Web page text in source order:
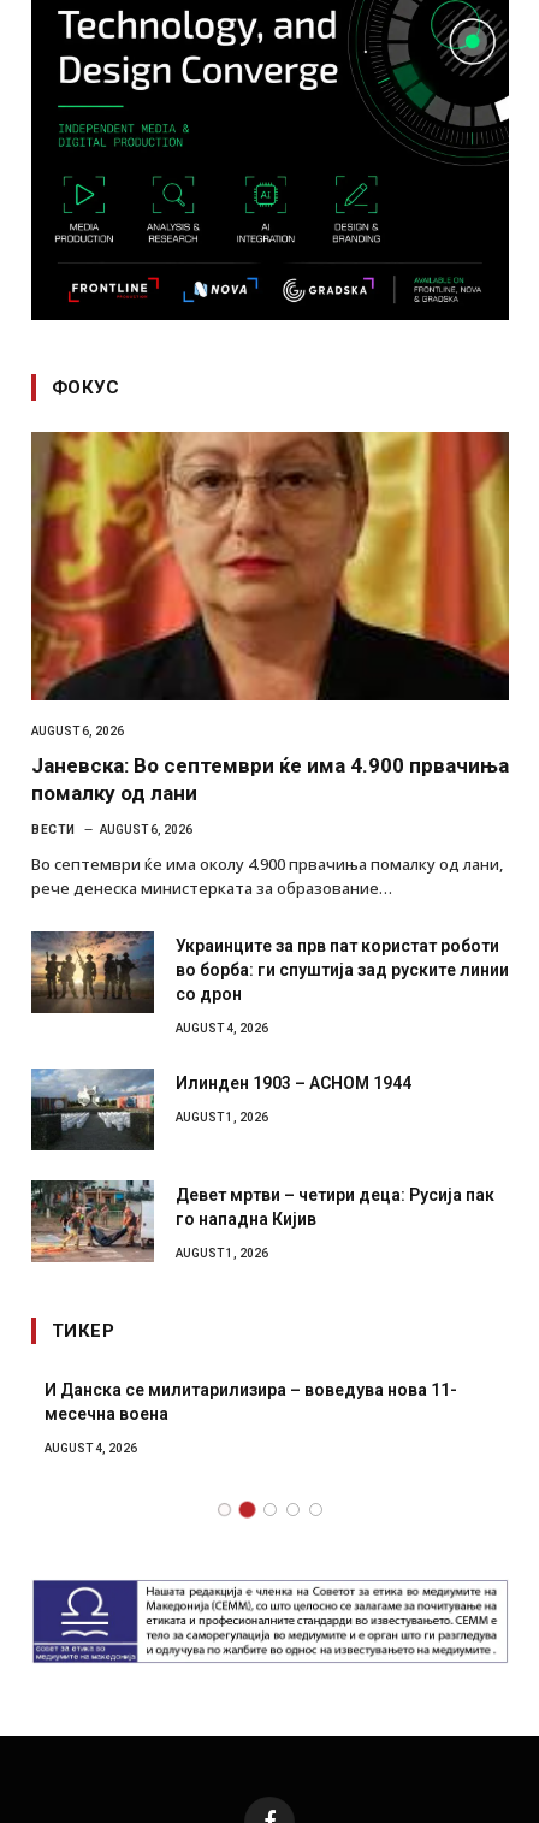
ФОКУС
AUGUST 6, 2026
Јаневска: Во септември ќе има 4.900 првачиња
помалку од лани
ВЕСТИ AUGUST 6, 2026
Во септември ќе има околу 4.900 првачиња помалку од лани,
рече денеска министерката за образование…
Украинците за прв пат користат роботи
во борба: ги спуштија зад руските линии
со дрон
AUGUST 4, 2026
Илинден 1903 – АСНОМ 1944
AUGUST 1, 2026
Девет мртви – четири деца: Русија пак
го нападна Кијив
AUGUST 1, 2026
ТИКЕР
И Данска се милитарилизира – воведува нова 11-
месечна воена
AUGUST 4, 2026